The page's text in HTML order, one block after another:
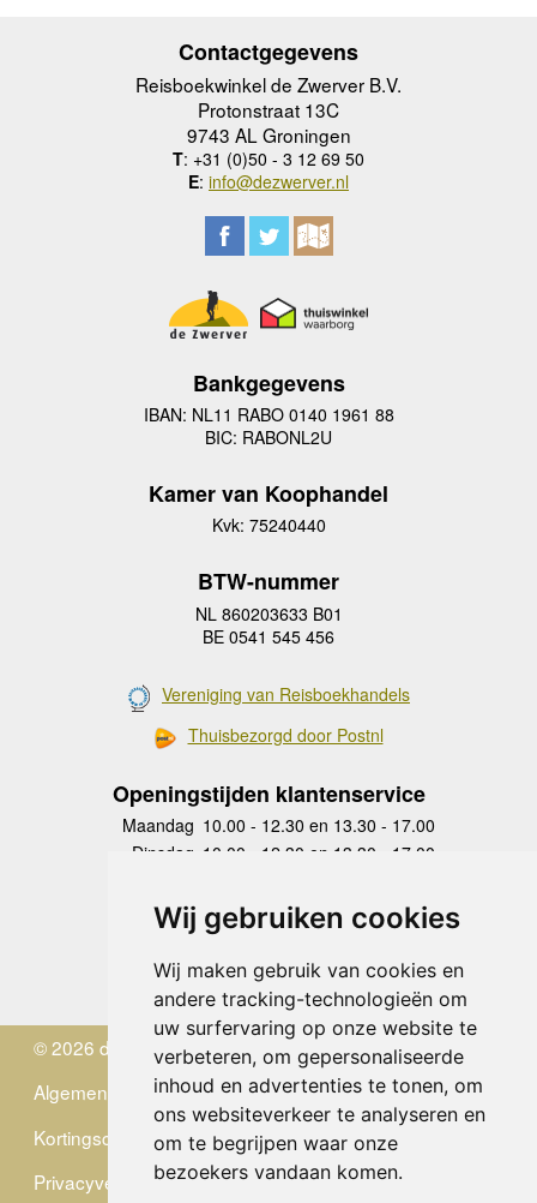
Wij gebruiken cookies
Wij maken gebruik van cookies en
andere tracking-technologieën om
uw surfervaring op onze website te
verbeteren, om gepersonaliseerde
inhoud en advertenties te tonen, om
ons websiteverkeer te analyseren en
om te begrijpen waar onze
bezoekers vandaan komen.
Contactgegevens
Reisboekwinkel de Zwerver B.V.
Protonstraat 13C
9743 AL Groningen
T: +31 (0)50 - 3 12 69 50
E: info@dezwerver.nl
Bankgegevens
IBAN: NL11 RABO 0140 1961 88
BIC: RABONL2U
Kamer van Koophandel
Kvk: 75240440
BTW-nummer
NL 860203633 B01
BE 0541 545 456
Vereniging van Reisboekhandels
Thuisbezorgd door Postnl
Openingstijden klantenservice
Maandag 10.00 - 12.30 en 13.30 - 17.00
Dinsdag 10.00 - 12.30 en 13.30 - 17.00
Donderdag
10.00 - 12.30 en 13.30 - 17.00
Vrijdag 10.00 - 12.30 en 13.30 - 17.00
Zaterdag
gesloten
Zondag gesloten
© 2026 de Zwerver
Algemene Voorwaarden
Kortingscode
Privacyverklaring